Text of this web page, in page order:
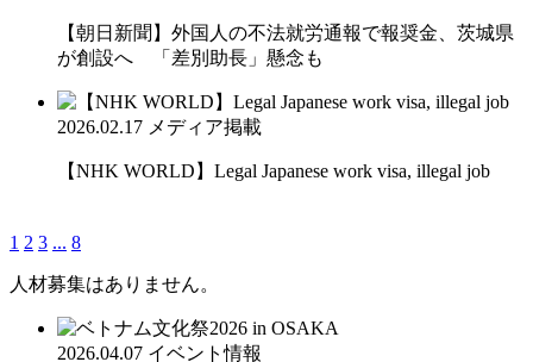
【朝日新聞】外国人の不法就労通報で報奨金、茨城県
が創設へ 「差別助長」懸念も
2026.02.17 メディア掲載
【NHK WORLD】Legal Japanese work visa, illegal job
1 2 3 ... 8
人材募集はありません。
2026.04.07 イベント情報